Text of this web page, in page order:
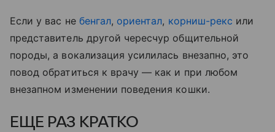
Если у вас не бенгал, ориентал, корниш-рекс или
представитель другой чересчур общительной
породы, а вокализация усилилась внезапно, это
повод обратиться к врачу — как и при любом
внезапном изменении поведения кошки.
ЕЩЕ РАЗ КРАТКО